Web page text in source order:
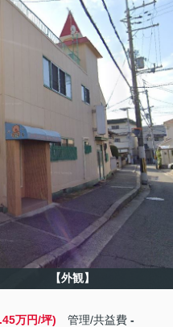
【外観】
万円/坪) 管理/共益費 -